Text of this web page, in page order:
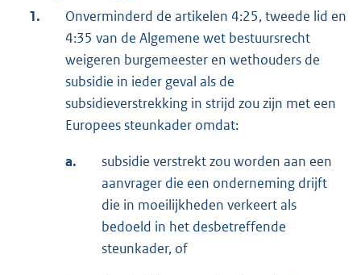
1.
Onverminderd de artikelen 4:25, tweede lid en
4:35 van de Algemene wet bestuursrecht
weigeren burgemeester en wethouders de
subsidie in ieder geval als de
subsidieverstrekking in strijd zou zijn met een
Europees steunkader omdat:
a.
subsidie verstrekt zou worden aan een
aanvrager die een onderneming drijft
die in moeilijkheden verkeert als
bedoeld in het desbetreffende
steunkader, of